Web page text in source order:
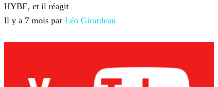
HYBE, et il réagit
Il y a 7 mois par Léo Girardeau